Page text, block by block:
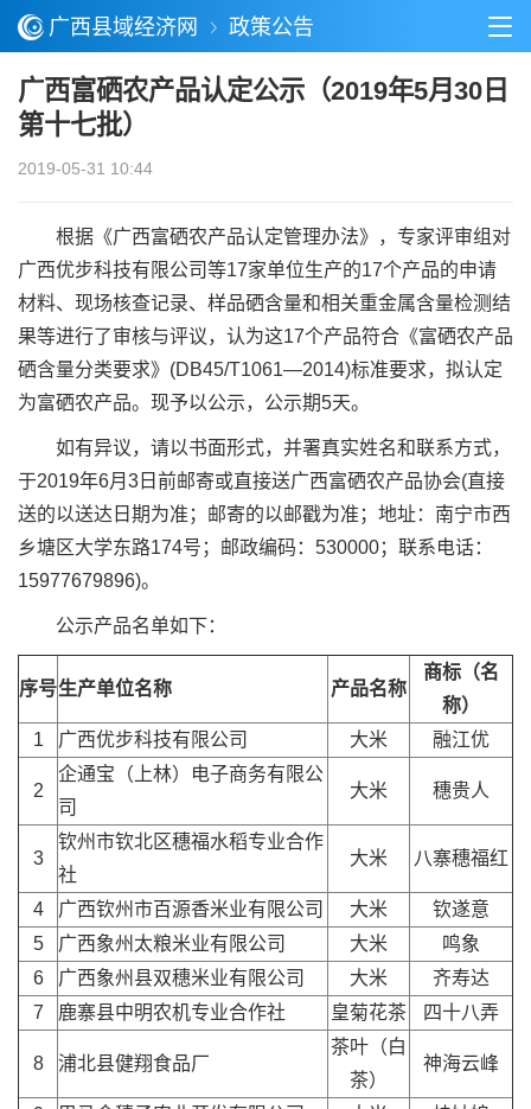
广西县域经济网 政策公告
广西富硒农产品认定公示（2019年5月30日
第十七批）
2019-05-31 10:44
根据《广西富硒农产品认定管理办法》，专家评审组对
广西优步科技有限公司等17家单位生产的17个产品的申请
材料、现场核查记录、样品硒含量和相关重金属含量检测结
果等进行了审核与评议，认为这17个产品符合《富硒农产品
硒含量分类要求》(DB45/T1061—2014)标准要求，拟认定
为富硒农产品。现予以公示，公示期5天。
如有异议，请以书面形式，并署真实姓名和联系方式，
于2019年6月3日前邮寄或直接送广西富硒农产品协会(直接
送的以送达日期为准；邮寄的以邮戳为准；地址：南宁市西
乡塘区大学东路174号；邮政编码：530000；联系电话：
15977679896)。
公示产品名单如下：
序号生产单位名称 产品名称
商标（名
称）
1
广西优步科技有限公司 大米 融江优
2
企通宝（上林）电子商务有限公
司
大米 穗贵人
3
钦州市钦北区穗福水稻专业合作
社
大米 八寨穗福红
4 广西钦州市百源香米业有限公司 大米
钦遂意
5
广西象州太粮米业有限公司 大米
鸣象
6
广西象州县双穗米业有限公司 大米
齐寿达
7
鹿寨县中明农机专业合作社 皇菊花茶 四十八弄
8 浦北县健翔食品厂
茶叶（白
茶）
神海云峰